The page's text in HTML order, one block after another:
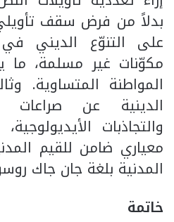
بدلاً من فرض سقف
على التنوّع الديني
مكوّنات غير مسلمة،
المواطنة المتساوية.
الدينية عن صراعات
والتجاذبات
معياري ضامن للقيم
المدنية بلغة جان جاك
خاتمة